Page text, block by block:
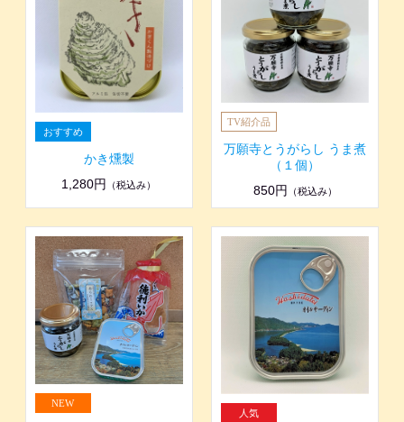
かき燻製
1,280円
（税込み）
万願寺とうがらし うま煮
（１個）
850円
（税込み）